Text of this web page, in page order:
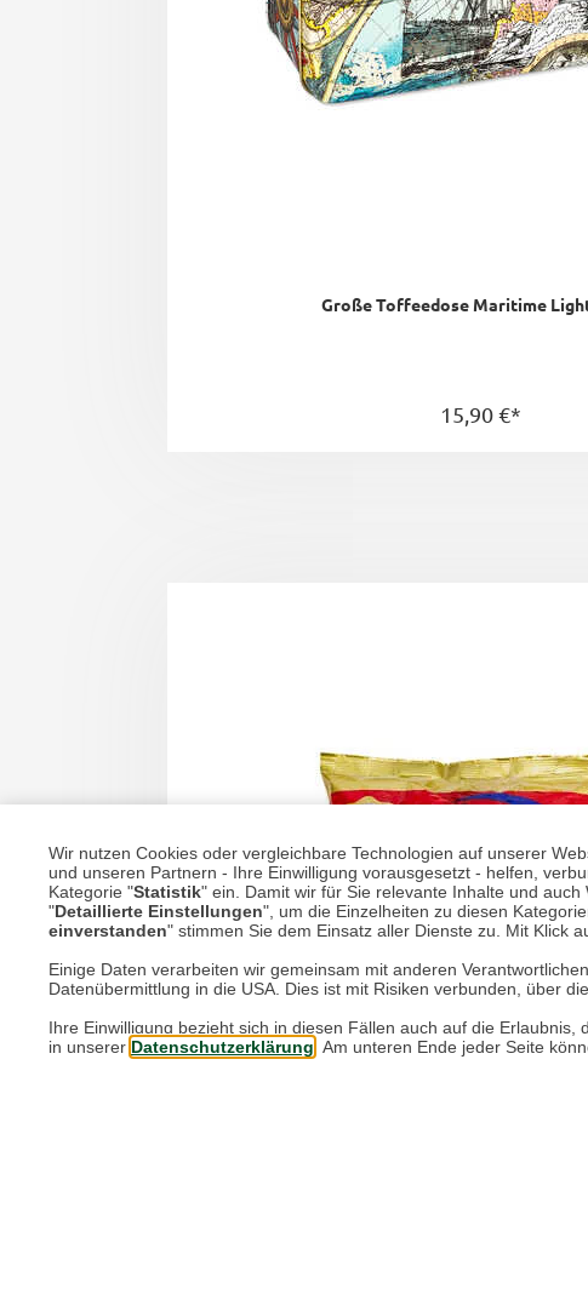
Wir nutzen Cookies oder vergleichbare Technologien auf unserer
und unseren Partnern - Ihre Einwilligung vorausgesetzt - helfen,
Kategorie "Statistik" ein. Damit wir für Sie relevante Inhalte und
"Detaillierte Einstellungen", um die Einzelheiten zu diesen
einverstanden" stimmen Sie dem Einsatz aller Dienste zu. Mit Klick
Einige Daten verarbeiten wir gemeinsam mit anderen
Datenübermittlung in die USA. Dies ist mit Risiken verbunden, über
Ihre Einwilligung bezieht sich in diesen Fällen auch auf die
in unserer Datenschutzerklärung . Am unteren Ende jeder Seite
Große Toffeedose Maritime
15,90 €*